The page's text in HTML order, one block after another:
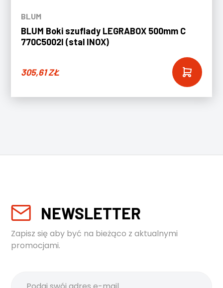
BLUM
BLUM Boki szuflady LEGRABOX 500mm C
770C5002I (stal INOX)
305,61ZŁ
NEWSLETTER
Zapisz się aby być na bieżąco z aktualnymi
promocjami.